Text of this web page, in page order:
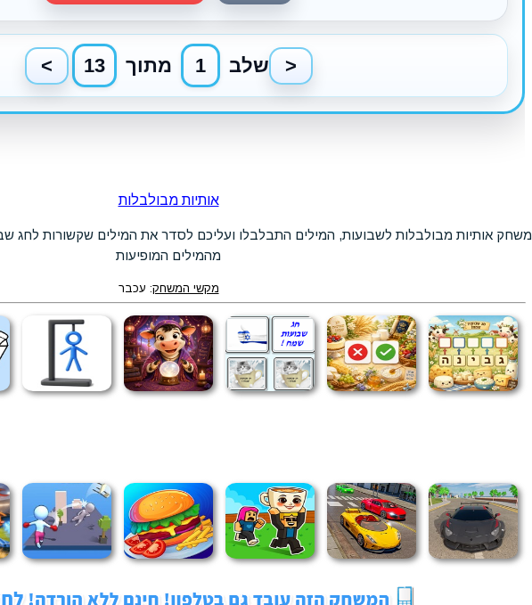
אותיות מבולבלות
משחק אותיות מבולבלות לשבועות, המילים התבלבלו ועליכם לסדר את המילים שקשורות לחג
מהמילים המופיעות
מקשי המשחק: עכבר